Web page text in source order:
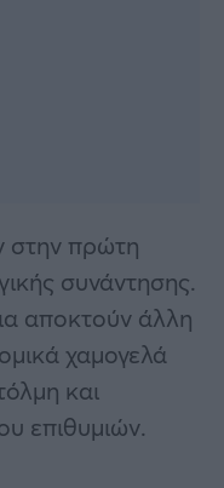
στην πρώτη
συνάντησης.
αποκτούν άλλη
χαμογελά
και
επιθυμιών.